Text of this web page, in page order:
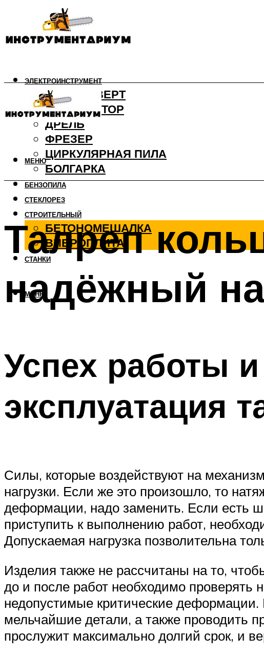
ЭЛЕКТРОИНСТРУМЕНТ
ШУРУПОВЕРТ
ПЕРФОРАТОР
ДРЕЛЬ
ФРЕЗЕР
ЦИРКУЛЯРНАЯ ПИЛА
БОЛГАРКА
БЕНЗОПИЛА
СТЕКЛОРЕЗ
СТРОИТЕЛЬНЫЙ
БЕТОНОМЕШАЛКА
ВИБРОПЛИТА
СТАНКИ
МЕНЮ
МЕНЮ
Талреп
надёжный
Успех работы
эксплуатация
Силы, которые воздействуют на
нагрузки. Если же это произошло, то
деформации, надо заменить. Если есть
приступить к выполнению работ,
Допускаемая нагрузка позволительна
Изделия также не рассчитаны на то,
до и после работ необходимо проверять
недопустимые критические
мельчайшие детали, а также проводить
прослужит максимально долгий срок, и